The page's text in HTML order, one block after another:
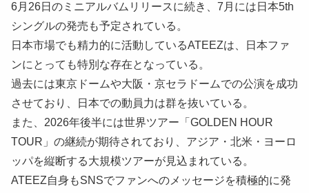
6月26日のミニアルバムリリースに続き、7月には日本5th
シングルの発売も予定されている。
日本市場でも精力的に活動しているATEEZは、日本ファ
ンにとっても特別な存在となっている。
過去には東京ドームや大阪・京セラドームでの公演を成功
させており、日本での動員力は群を抜いている。
また、2026年後半には世界ツアー「GOLDEN HOUR
TOUR」の継続が期待されており、アジア・北米・ヨーロ
ッパを縦断する大規模ツアーが見込まれている。
ATEEZ自身もSNSでファンへのメッセージを積極的に発